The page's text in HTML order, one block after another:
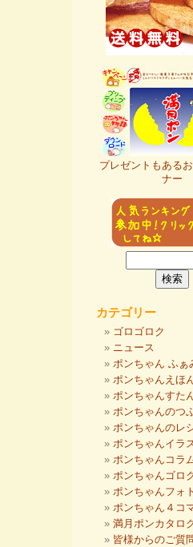
プレゼントもある
ナー
カテゴリー
ゴロゴロク
ニュース
ポンちゃん ふぁ
ポンちゃんえほ
ポンちゃんすた
ポンちゃんのつ
ポンちゃんのレ
ポンちゃんイラ
ポンちゃんコラ
ポンちゃんゴロ
ポンちゃんフォト
ポンちゃん４コ
満月ポンカタロ
皆様からのご質